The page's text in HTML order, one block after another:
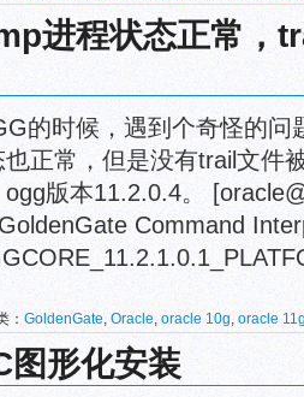
OGG-01668
进程状态正常，
的时候，遇到个奇怪的问
正常，但是没有trail文件
版本11.2.0.4。
Command
： GoldenGate, Oracle, oracle 10g, oracle
图形化安装